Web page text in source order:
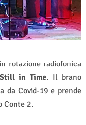
rotazione radiofonica
Still in Time. Il brano
da Covid-19 e prende
Conte 2.